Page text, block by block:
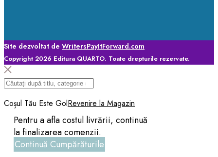
Site dezvoltat de WritersPayItForward.com
Copyright 2026 Editura QUARTO. Toate drepturile rezervate.
Coșul Tău Este GolRevenire la Magazin
Pentru a afla costul livrării, continuă
la finalizarea comenzii.
Continuă Cumpărăturile